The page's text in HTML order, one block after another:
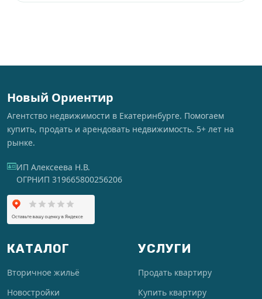
Новый Ориентир
Агентство недвижимости в Екатеринбурге. Помогаем
купить, продать и арендовать недвижимость. 5+ лет на
рынке.
ИП Алексеева Н.В.
ОГРНИП 319665800256206
КАТАЛОГ
Вторичное жильё
Новостройки
УСЛУГИ
Продать квартиру
Купить квартиру